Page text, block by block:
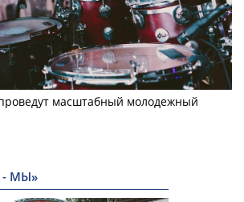
масштабный молодежный
- МЫ»